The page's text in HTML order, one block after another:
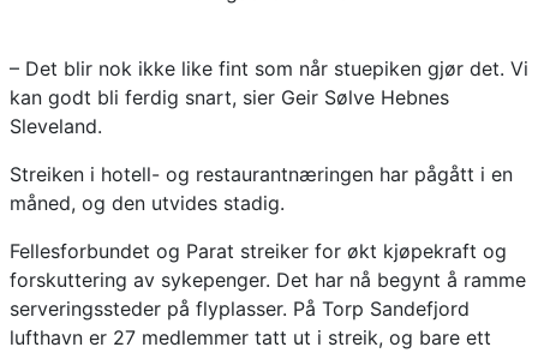
– Det blir nok ikke like fint som når stuepiken gjør det. Vi
kan godt bli ferdig snart, sier Geir Sølve Hebnes
Sleveland.
Streiken i hotell- og restaurantnæringen har pågått i en
måned, og den utvides stadig.
Fellesforbundet og Parat streiker for økt kjøpekraft og
forskuttering av sykepenger. Det har nå begynt å ramme
serveringssteder på flyplasser. På Torp Sandefjord
lufthavn er 27 medlemmer tatt ut i streik, og bare ett